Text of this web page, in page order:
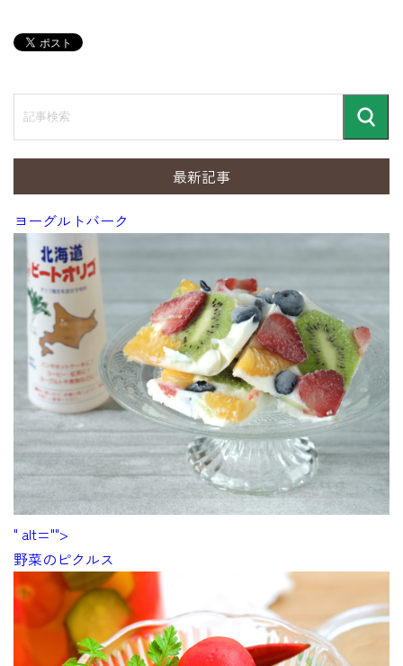
記
事
検
索
最新記事
ヨーグルトバーク
" alt="">
野菜のピクルス